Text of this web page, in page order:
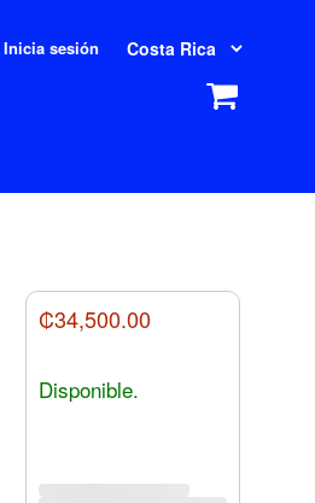
Inicia sesión
₡34,500.00
Disponible.